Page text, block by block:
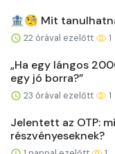
🏦🧐 Mit
22 órával ezelőtt 1
„Ha egy lángos
egy jó borra?”
23 órával ezelőtt 1
Jelentett az OTP:
részvényeseknek?